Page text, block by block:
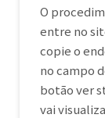
O
entre no
copie o
no campo
botão ver
vai